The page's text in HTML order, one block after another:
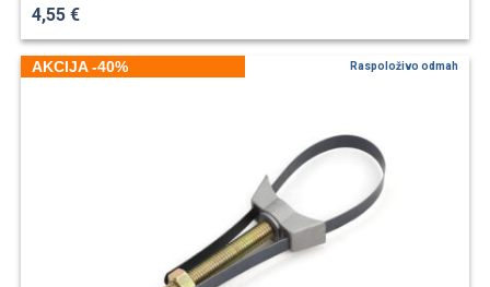
4,55 €
AKCIJA -40% Raspoloživo odmah